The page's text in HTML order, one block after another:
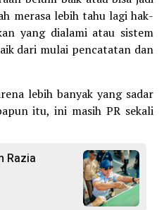
merasa lebih tahu lagi hak-
yang dialami atau sistem
dari mulai pencatatan dan
lebih banyak yang sadar
itu, ini masih PR sekali
Razia